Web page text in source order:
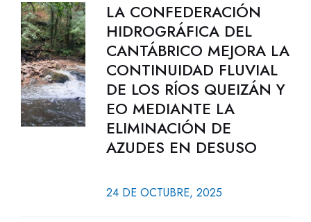
LA CONFEDERACIÓN
HIDROGRÁFICA DEL
CANTÁBRICO MEJORA LA
CONTINUIDAD FLUVIAL
DE LOS RÍOS QUEIZÁN Y
EO MEDIANTE LA
ELIMINACIÓN DE
AZUDES EN DESUSO
24 DE OCTUBRE, 2025